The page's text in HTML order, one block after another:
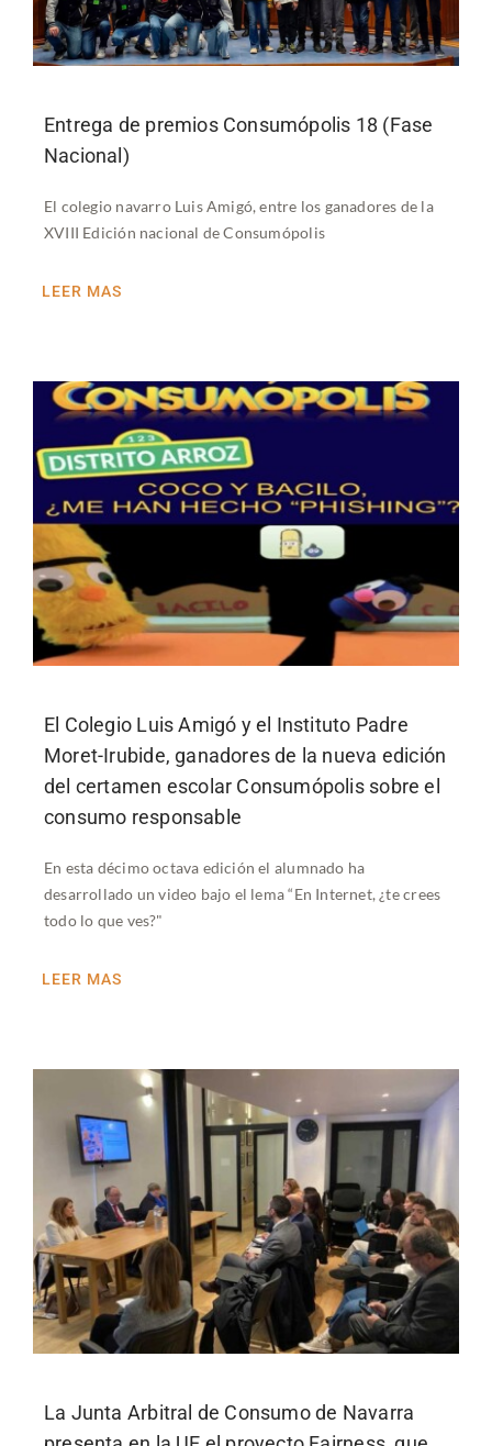
Entrega de premios Consumópolis 18 (Fase
Nacional)
El colegio navarro Luis Amigó, entre los ganadores de la
XVIII Edición nacional de Consumópolis
LEER MAS
El Colegio Luis Amigó y el Instituto Padre
Moret-Irubide, ganadores de la nueva edición
del certamen escolar Consumópolis sobre el
consumo responsable
En esta décimo octava edición el alumnado ha
desarrollado un video bajo el lema “En Internet, ¿te crees
todo lo que ves?"
LEER MAS
La Junta Arbitral de Consumo de Navarra